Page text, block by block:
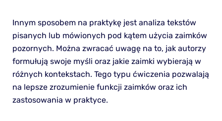
Innym sposobem na praktykę jest analiza tekstów
pisanych lub mówionych pod kątem użycia zaimków
pozornych. Można zwracać uwagę na to, jak autorzy
formułują swoje myśli oraz jakie zaimki wybierają w
różnych kontekstach. Tego typu ćwiczenia pozwalają
na lepsze zrozumienie funkcji zaimków oraz ich
zastosowania w praktyce.